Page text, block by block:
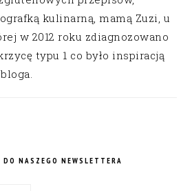
kulinarną, mamą Zuzi, u
w 2012 roku zdiagnozowano
typu 1 co było inspiracją
NASZEGO NEWSLETTERA